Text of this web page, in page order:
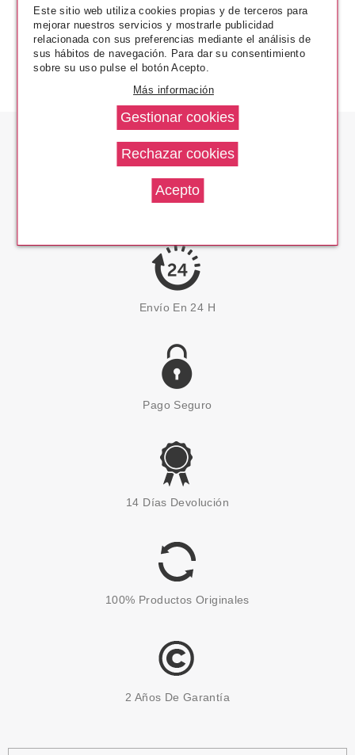
Envío En 24 H
Pago Seguro
14 Días Devolución
100% Productos Originales
2 Años De Garantía
Este sitio web utiliza cookies propias y de terceros para
mejorar nuestros servicios y mostrarle publicidad
relacionada con sus preferencias mediante el análisis de
sus hábitos de navegación. Para dar su consentimiento
sobre su uso pulse el botón Acepto.
Más información